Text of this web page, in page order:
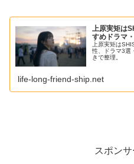
上原実矩は
すめドラマ
上原実矩は
性、ドラマ3選
きで整理。
life-long-friend-ship.net
スポンサ